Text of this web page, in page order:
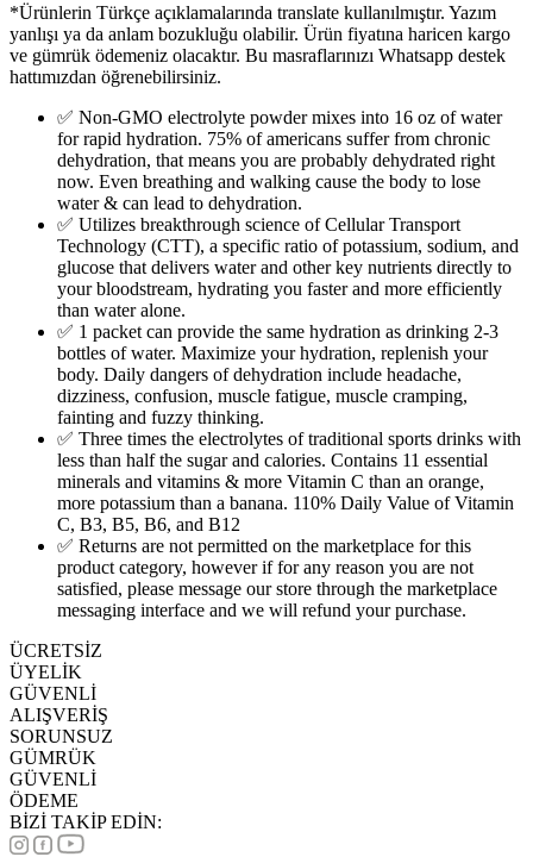
*Ürünlerin Türkçe açıklamalarında translate kullanılmıştır. Yazım
yanlışı ya da anlam bozukluğu olabilir. Ürün fiyatına haricen kargo
ve gümrük ödemeniz olacaktır. Bu masraflarınızı Whatsapp destek
hattımızdan öğrenebilirsiniz.
✅ Non-GMO electrolyte powder mixes into 16 oz of water
for rapid hydration. 75% of americans suffer from chronic
dehydration, that means you are probably dehydrated right
now. Even breathing and walking cause the body to lose
water & can lead to dehydration.
✅ Utilizes breakthrough science of Cellular Transport
Technology (CTT), a specific ratio of potassium, sodium, and
glucose that delivers water and other key nutrients directly to
your bloodstream, hydrating you faster and more efficiently
than water alone.
✅ 1 packet can provide the same hydration as drinking 2-3
bottles of water. Maximize your hydration, replenish your
body. Daily dangers of dehydration include headache,
dizziness, confusion, muscle fatigue, muscle cramping,
fainting and fuzzy thinking.
✅ Three times the electrolytes of traditional sports drinks with
less than half the sugar and calories. Contains 11 essential
minerals and vitamins & more Vitamin C than an orange,
more potassium than a banana. 110% Daily Value of Vitamin
C, B3, B5, B6, and B12
✅ Returns are not permitted on the marketplace for this
product category, however if for any reason you are not
satisfied, please message our store through the marketplace
messaging interface and we will refund your purchase.
ÜCRETSİZ
ÜYELİK
GÜVENLİ
ALIŞVERİŞ
SORUNSUZ
GÜMRÜK
GÜVENLİ
ÖDEME
BİZİ TAKİP EDİN: